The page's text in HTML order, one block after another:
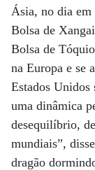
Ásia, no dia em
Bolsa de
Bolsa de
na Europa e se
Estados Unidos
uma dinâmica
desequilíbrio,
mundiais”,
dragão